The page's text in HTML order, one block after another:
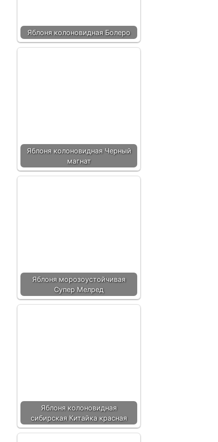
Яблоня колоновидная Болеро
Яблоня колоновидная Черный
магнат
Яблоня морозоустойчивая
Супер Мелред
Яблоня колоновидная
сибирская Китайка красная